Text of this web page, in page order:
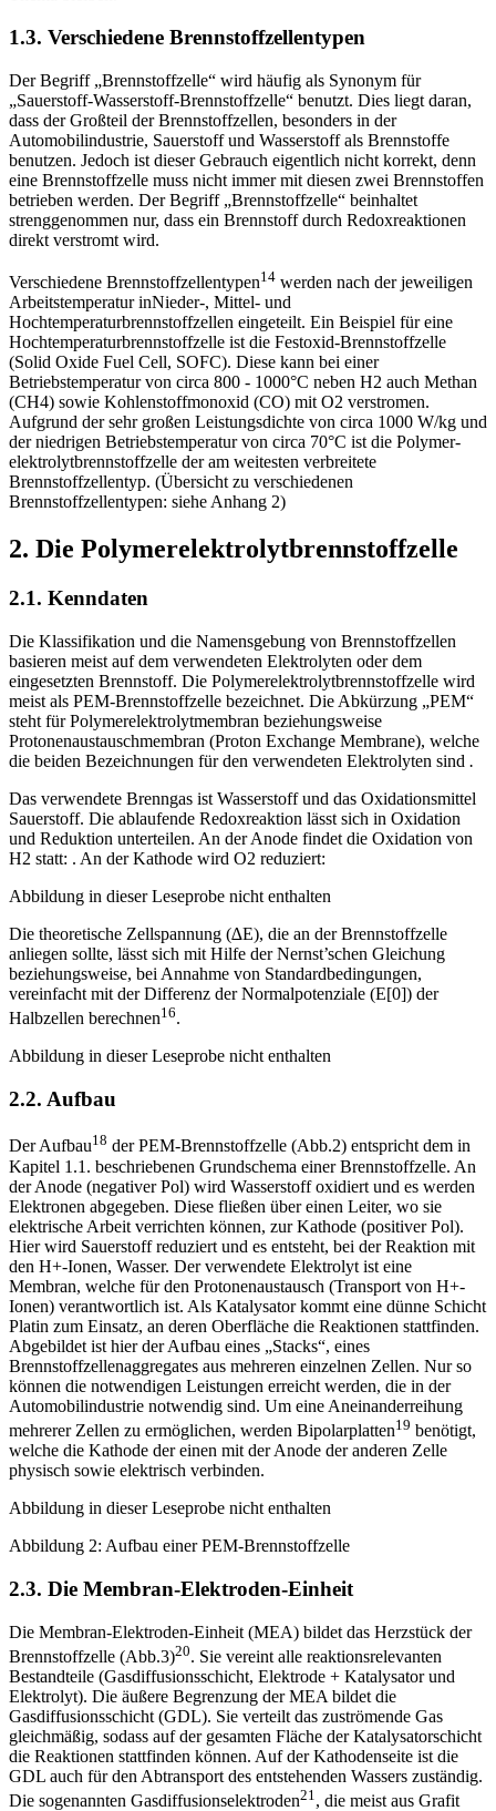
1.3. Verschiedene Brennstoffzellentypen
Der Begriff „Brennstoffzelle“ wird häufig als Synonym für
„Sauerstoff-Wasserstoff-Brennstoffzelle“ benutzt. Dies liegt daran,
dass der Großteil der Brennstoffzellen, besonders in der
Automobilindustrie, Sauerstoff und Wasserstoff als Brennstoffe
benutzen. Jedoch ist dieser Gebrauch eigentlich nicht korrekt, denn
eine Brennstoffzelle muss nicht immer mit diesen zwei Brennstoffen
betrieben werden. Der Begriff „Brennstoffzelle“ beinhaltet
strenggenommen nur, dass ein Brennstoff durch Redoxreaktionen
direkt verstromt wird.
Verschiedene Brennstoffzellentypen14 werden nach der jeweiligen
Arbeitstemperatur inNieder-, Mittel- und
Hochtemperaturbrennstoffzellen eingeteilt. Ein Beispiel für eine
Hoch­temperatur­­brennstoffzelle ist die Festoxid-Brennstoffzelle
(Solid Oxide Fuel Cell, SOFC). Diese kann bei einer
Betriebstemperatur von circa 800 - 1000°C neben H2 auch Methan
(CH4) sowie Kohlenstoffmonoxid (CO) mit O2 verstromen.
Aufgrund der sehr großen Leistungsdichte von circa 1000 W/kg und
der niedrigen Betriebstemperatur von circa 70°C ist die Polymer­
elektrolytbrennstoffzelle der am weitesten verbreitete
Brennstoffzellentyp. (Übersicht zu verschiedenen
Brennstoffzellentypen: siehe Anhang 2)
2. Die Polymerelektrolytbrennstoffzelle
2.1. Kenndaten
Die Klassifikation und die Namensgebung von Brennstoffzellen
basieren meist auf dem verwendeten Elektrolyten oder dem
eingesetzten Brennstoff. Die Polymerelektrolyt­brennstoffzelle wird
meist als PEM-Brennstoffzelle bezeichnet. Die Abkürzung „PEM“
steht für Polymerelektrolytmembran beziehungsweise
Protonenaustauschmembran (Proton Exchange Membrane), welche
die beiden Bezeichnungen für den verwendeten Elektrolyten sind .
Das verwendete Brenngas ist Wasserstoff und das Oxidationsmittel
Sauerstoff. Die ablaufende Redoxreaktion lässt sich in Oxidation
und Reduktion unterteilen. An der Anode findet die Oxidation von
H2 statt: . An der Kathode wird O2 reduziert:
Abbildung in dieser Leseprobe nicht enthalten
Die theoretische Zellspannung (∆E), die an der Brennstoffzelle
anliegen sollte, lässt sich mit Hilfe der Nernst’schen Gleichung
beziehungsweise, bei Annahme von Standardbedingungen,
vereinfacht mit der Differenz der Normalpotenziale (E[0]) der
Halbzellen berechnen16.
Abbildung in dieser Leseprobe nicht enthalten
2.2. Aufbau
Der Aufbau18 der PEM-Brennstoffzelle (Abb.2) entspricht dem in
Kapitel 1.1. beschriebenen Grundschema einer Brennstoffzelle. An
der Anode (negativer Pol) wird Wasserstoff oxidiert und es werden
Elektronen abgegeben. Diese fließen über einen Leiter, wo sie
elektrische Arbeit verrichten können, zur Kathode (positiver Pol).
Hier wird Sauerstoff reduziert und es entsteht, bei der Reaktion mit
den H+-Ionen, Wasser. Der verwendete Elektrolyt ist eine
Membran, welche für den Protonenaustausch (Transport von H+-
Ionen) verantwortlich ist. Als Katalysator kommt eine dünne Schicht
Platin zum Einsatz, an deren Oberfläche die Reaktionen stattfinden.
Abgebildet ist hier der Aufbau eines „Stacks“, eines
Brennstoffzellenaggregates aus mehreren einzelnen Zellen. Nur so
können die notwendigen Leistungen erreicht werden, die in der
Automobilindustrie notwendig sind. Um eine Aneinanderreihung
mehrerer Zellen zu ermöglichen, werden Bipolarplatten19 benötigt,
welche die Kathode der einen mit der Anode der anderen Zelle
physisch sowie elektrisch verbinden.
Abbildung in dieser Leseprobe nicht enthalten
Abbildung 2: Aufbau einer PEM-Brennstoffzelle
2.3. Die Membran-Elektroden-Einheit
Die Membran-Elektroden-Einheit (MEA) bildet das Herzstück der
Brennstoffzelle (Abb.3)20. Sie vereint alle reaktionsrelevanten
Bestandteile (Gasdiffusionsschicht, Elektrode + Katalysator und
Elektrolyt). Die äußere Begrenzung der MEA bildet die
Gasdiffusionsschicht (GDL). Sie verteilt das zuströmende Gas
gleichmäßig, sodass auf der gesamten Fläche der Katalysatorschicht
die Reaktionen stattfinden können. Auf der Kathodenseite ist die
GDL auch für den Abtransport des entstehenden Wassers zuständig.
Die sogenannten Gasdiffusionselektroden21 , die meist aus Grafit